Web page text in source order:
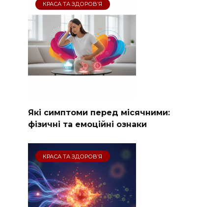
КРАСА ТА ЗДОРОВ’Я
Які симптоми перед місячними:
фізичні та емоційні ознаки
КРАСА ТА ЗДОРОВ’Я